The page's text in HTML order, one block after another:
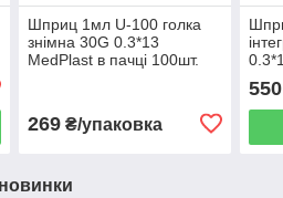
Шприц 1мл U-100 голка
знімна 30G 0.3*13
MedPlast в пачці 100шт.
269₴/упаковка
550